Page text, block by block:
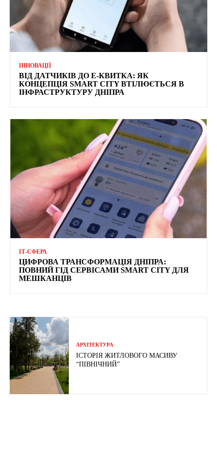
ІННОВАЦІЇ
ВІД ДАТЧИКІВ ДО Е-КВИТКА: ЯК
КОНЦЕПЦІЯ SMART CITY ВТІЛЮЄТЬСЯ В
ІНФРАСТРУКТУРУ ДНІПРА
ІТ-СФЕРА
ЦИФРОВА ТРАНСФОРМАЦІЯ ДНІПРА:
ПОВНИЙ ГІД СЕРВІСАМИ SMART CITY ДЛЯ
МЕШКАНЦІВ
АРХІТЕКТУРА
ІСТОРІЯ ЖИТЛОВОГО МАСИВУ
“ПІВНІЧНИЙ”